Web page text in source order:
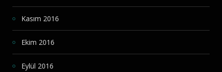
Kasım 2016
Ekim 2016
Eylül 2016